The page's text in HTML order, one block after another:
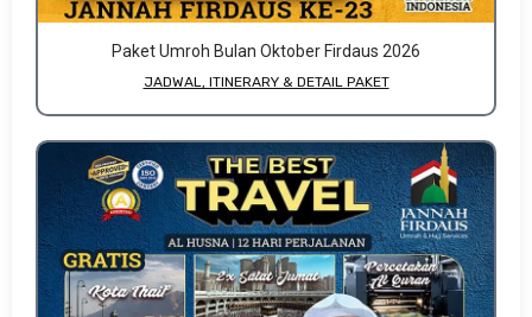
Paket Umroh Bulan Oktober Firdaus 2026
JADWAL, ITINERARY & DETAIL PAKET